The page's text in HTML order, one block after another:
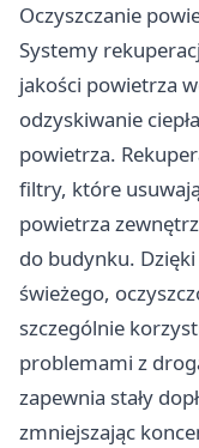
Oczyszczanie
Systemy
jakości powietrza
odzyskiwanie
powietrza.
filtry, które
powietrza
do budynku.
świeżego,
szczególnie
problemami z
zapewnia stały
zmniejszając